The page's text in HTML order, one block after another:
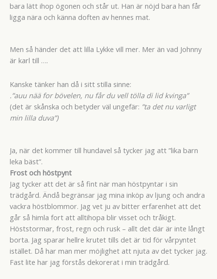
bara lätt ihop ögonen och står ut. Han är nöjd bara han får
ligga nära och känna doften av hennes mat.
Men så händer det att lilla Lykke vill mer. Mer än vad Johnny
är karl till ….
Kanske tänker han då i sitt stilla sinne:
.”auu nää for bövelen, nu får du vell tölla di lid kvinga”
(det är skånska och betyder väl ungefär: ”ta det nu varligt
min lilla duva”)
Ja, när det kommer till hundavel så tycker jag att ”lika barn
leka bäst”.
Frost och höstpynt
Jag tycker att det är så fint när man höstpyntar i sin
trädgård. Ändå begränsar jag mina inköp av ljung och andra
vackra höstblommor. Jag vet ju av bitter erfarenhet att det
går så himla fort att alltihopa blir visset och tråkigt.
Höststormar, frost, regn och rusk – allt det där är inte långt
borta. Jag sparar hellre krutet tills det är tid för vårpyntet
istället. Då har man mer möjlighet att njuta av det tycker jag.
Fast lite har jag förstås dekorerat i min trädgård.